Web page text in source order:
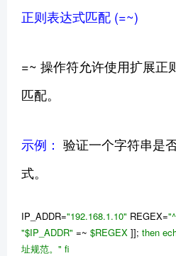
正则表达式匹配 (=~)
=~ 操作符允许使用扩展正
匹配。
示例： 验证一个字符串是
式。
IP_ADDR="192.168.1.10" REGEX=
"$IP_ADDR" =~ $REGEX ]]; then
址规范。" fi